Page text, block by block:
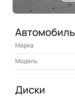
Автомобиль
Марка
Модель
Диски